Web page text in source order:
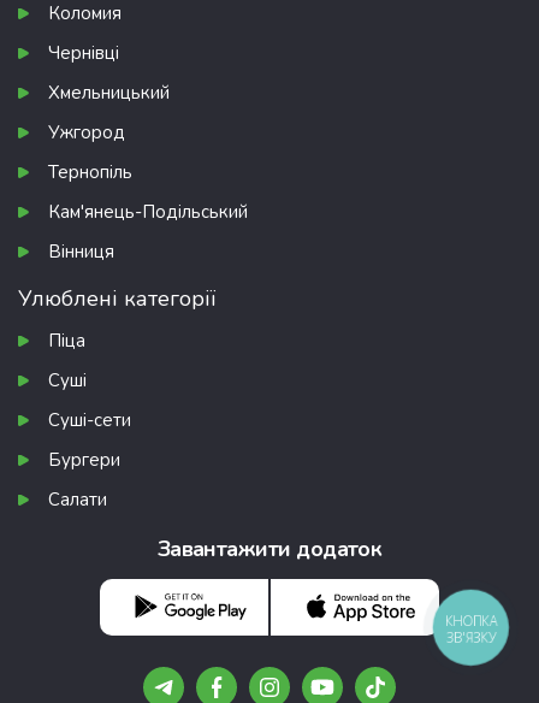
Коломия
Чернівці
Хмельницький
Ужгород
Тернопіль
Кам'янець-Подільський
Вінниця
Улюблені категорії
Піца
Суші
Суші-сети
Бургери
Салати
Завантажити додаток
КНОПКА
ЗВ'ЯЗКУ